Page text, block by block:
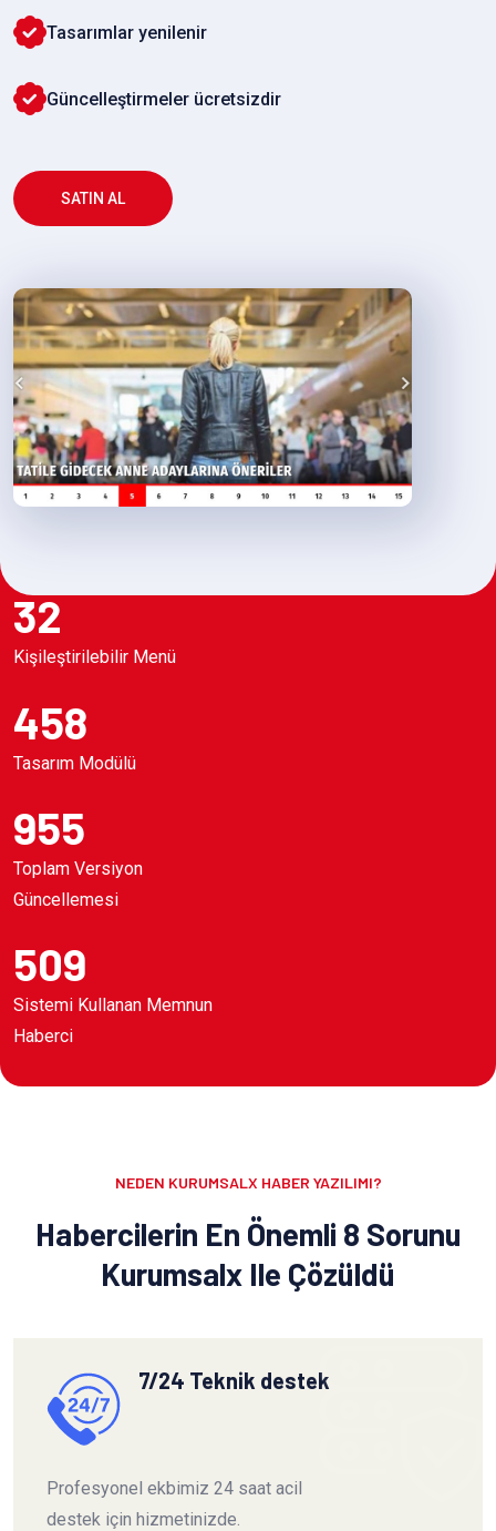
Tasarımlar yenilenir
Güncelleştirmeler ücretsizdir
SATIN AL
32
Kişileştirilebilir Menü
458
Tasarım Modülü
955
Toplam Versiyon
Güncellemesi
509
Sistemi Kullanan Memnun
Haberci
NEDEN KURUMSALX HABER YAZILIMI?
Habercilerin En Önemli 8 Sorunu
Kurumsalx Ile Çözüldü
7/24 Teknik destek
Profesyonel ekbimiz 24 saat acil
destek için hizmetinizde.